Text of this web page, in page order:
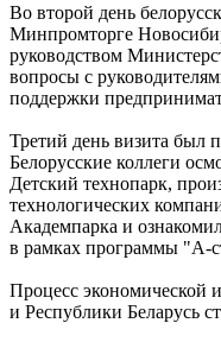
Во второй день
Минпромторге
руководством
вопросы с
поддержки
Третий день визита был
Белорусские коллеги
Детский технопарк,
технологических
Академпарка и
в рамках программы "А-
Процесс экономической
и Республики Беларусь